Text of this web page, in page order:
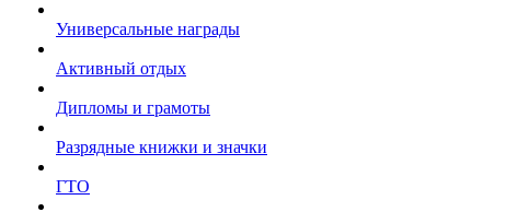
Универсальные награды
Активный отдых
Дипломы и грамоты
Разрядные книжки и значки
ГТО